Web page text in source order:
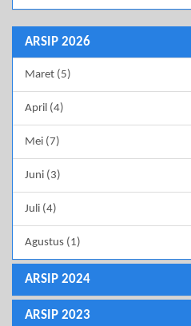
ARSIP 2026
Maret (5)
April (4)
Mei (7)
Juni (3)
Juli (4)
Agustus (1)
ARSIP 2024
ARSIP 2023